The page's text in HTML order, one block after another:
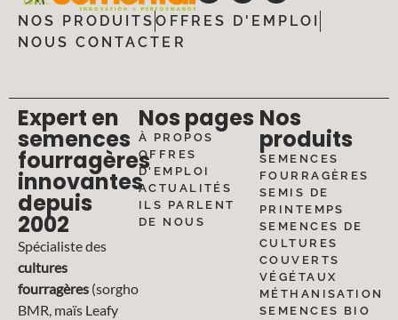
NOS PRODUITS OFFRES D'EMPLOI
NOUS CONTACTER
Expert en
semences
fourragères
innovantes
depuis
2002
Spécialiste des
cultures
fourragères (sorgho
BMR, maïs Leafy
Nos pages
À PROPOS
OFFRES
D'EMPLOI
ACTUALITÉS
ILS PARLENT
DE NOUS
Nos
produits
SEMENCES
FOURRAGÈRES
SEMIS DE
PRINTEMPS
SEMENCES DE
CULTURES
COUVERTS
VÉGÉTAUX
MÉTHANISATION
SEMENCES BIO